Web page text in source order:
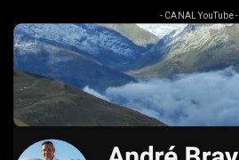
- CANAL YouTube -